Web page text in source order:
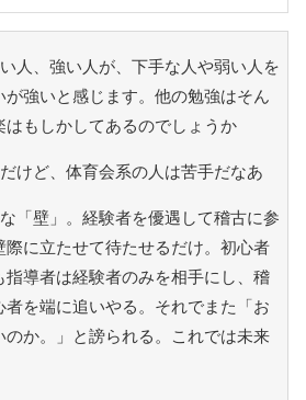
人、強い人が、下手な人や弱い人を
が強いと感じます。他の勉強はそん
はもしかしてあるのでしょうか
けど、体育会系の人は苦手だなあ
「壁」。経験者を優遇して稽古に参
際に立たせて待たせるだけ。初心者
指導者は経験者のみを相手にし、稽
を端に追いやる。それでまた「お
か。」と謗られる。これでは未来